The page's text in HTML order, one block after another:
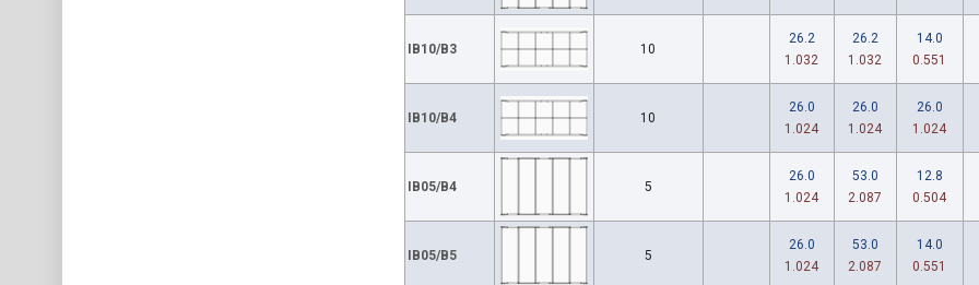
IB10/B3 10
26.2
1.032
26.2
1.032
14.0
0.551
IB10/B4 10
26.0
1.024
26.0
1.024
26.0
1.024
IB05/B4 5
26.0
1.024
53.0
2.087
12.8
0.504
IB05/B5 5
26.0
1.024
53.0
2.087
14.0
0.551